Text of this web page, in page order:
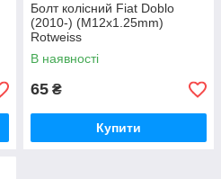
Болт колісний Fiat Doblo
(2010-) (M12x1.25mm)
Rotweiss
В наявності
65 ₴
Купити